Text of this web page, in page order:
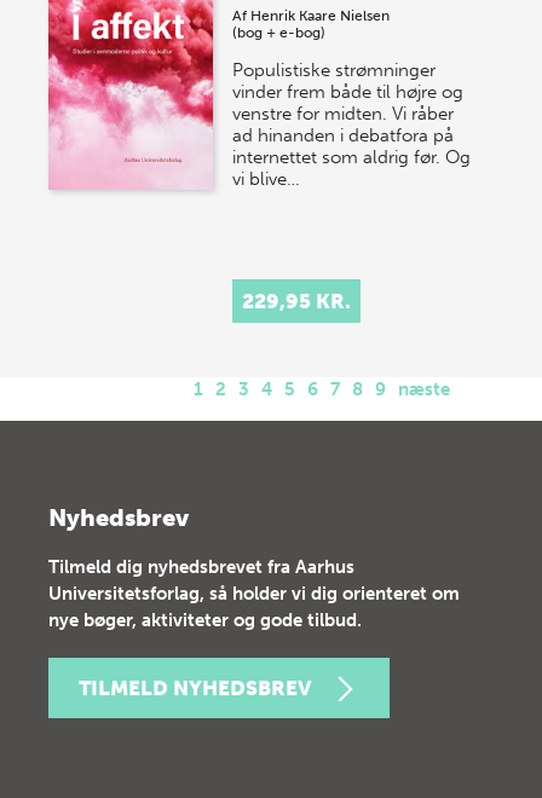
Af Henrik Kaare Nielsen
(bog + e-bog)
Populistiske strømninger
vinder frem både til højre og
venstre for midten. Vi råber
ad hinanden i debatfora på
internettet som aldrig før. Og
vi blive…
229,95 KR.
1 2 3 4 5 6 7 8 9 næste
Nyhedsbrev
Tilmeld dig nyhedsbrevet fra Aarhus
Universitetsforlag, så holder vi dig orienteret om
nye bøger, aktiviteter og gode tilbud.
TILMELD NYHEDSBREV